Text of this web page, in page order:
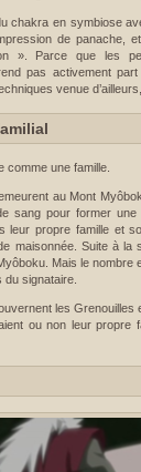
chakra en symbiose
de panache,
». Parce que les
pas activement
venue
comme une famille.
au Mont
sang pour former
leur propre famille et
maisonnée. Suite à
Mais le
signataire.
les Grenouilles
ou non leur propre